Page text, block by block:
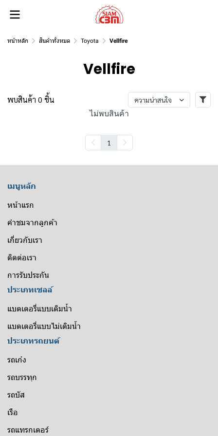
หน้าหลัก สินค้าทั้งหมด Toyota Vellfire
Vellfire
พบสินค้า 0 ชิ้น ความน่าสนใจ
ไม่พบสินค้า
1
เมนูหลัก
หน้าแรก
คำชมจากลูกค้า
เกี่ยวกับเรา
ติดต่อเรา
การรับประกัน
ประเภทเซลล์
แบตเตอรี่แบบเติมน้ำ
แบตเตอรี่แบบไม่เติมน้ำ
ประเภทรถยนต์
รถเก๋ง
รถบรรทุก
รถบัส
เรือ
รถแทรกเตอร์